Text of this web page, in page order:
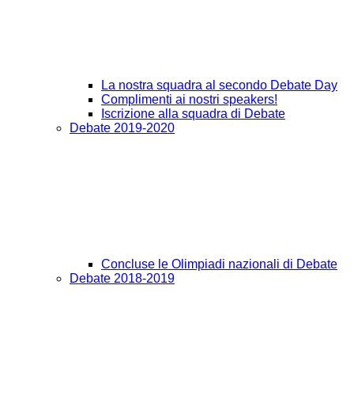
La nostra squadra al secondo Debate Day
Complimenti ai nostri speakers!
Iscrizione alla squadra di Debate
Debate 2019-2020
Concluse le Olimpiadi nazionali di Debate
Debate 2018-2019